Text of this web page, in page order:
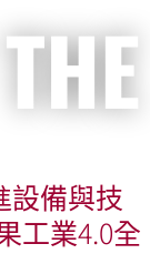
設備與技
工業4.0全